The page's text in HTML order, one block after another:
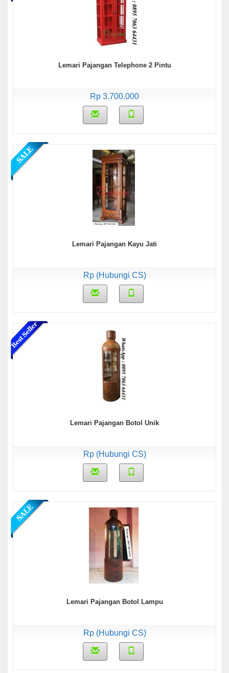
Lemari Pajangan Telephone 2 Pintu
Rp 3.700.000
Lemari Pajangan Kayu Jati
Rp (Hubungi CS)
Lemari Pajangan Botol Unik
Rp (Hubungi CS)
Lemari Pajangan Botol Lampu
Rp (Hubungi CS)